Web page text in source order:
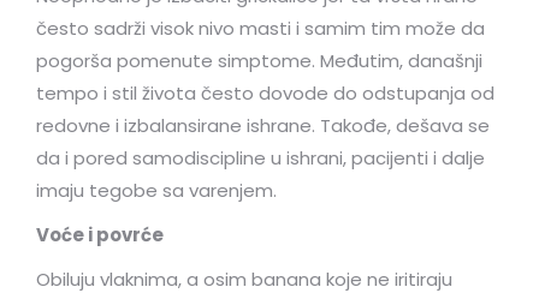
često sadrži visok nivo masti i samim tim može da
pogorša pomenute simptome. Međutim, današnji
tempo i stil života često dovode do odstupanja od
redovne i izbalansirane ishrane. Takođe, dešava se
da i pored samodiscipline u ishrani, pacijenti i dalje
imaju tegobe sa varenjem.
Voće i povrće
Obiluju vlaknima, a osim banana koje ne iritiraju